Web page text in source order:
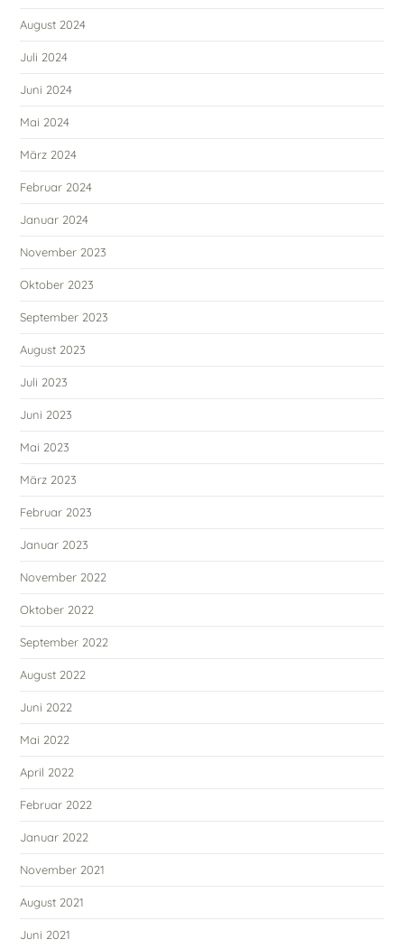
August 2024
Juli 2024
Juni 2024
Mai 2024
März 2024
Februar 2024
Januar 2024
November 2023
Oktober 2023
September 2023
August 2023
Juli 2023
Juni 2023
Mai 2023
März 2023
Februar 2023
Januar 2023
November 2022
Oktober 2022
September 2022
August 2022
Juni 2022
Mai 2022
April 2022
Februar 2022
Januar 2022
November 2021
August 2021
Juni 2021